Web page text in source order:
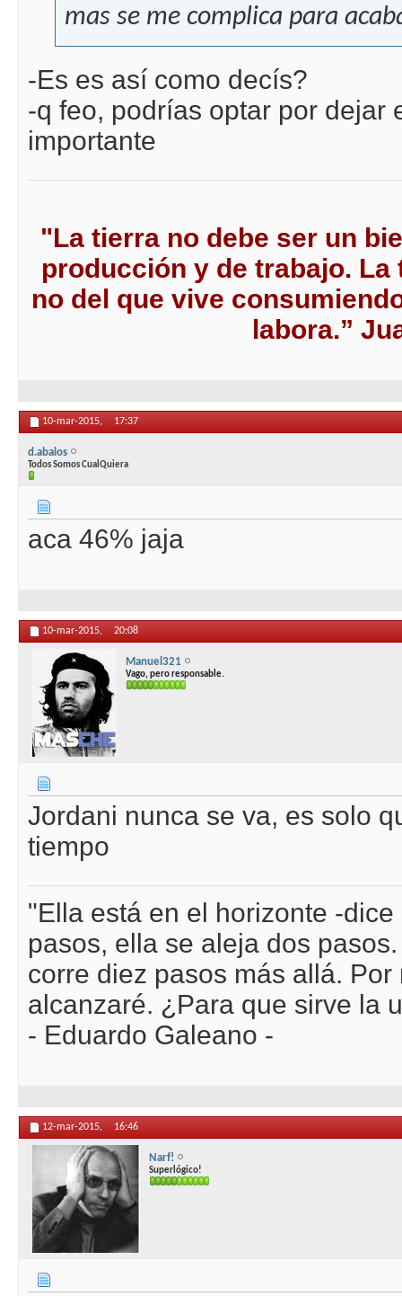
mas se me complica para
-Es es así como decís?
-q feo, podrías optar por dejar
importante
"La tierra no debe ser un
producción y de trabajo.
no del que vive
labora.”
10-mar-2015, 17:37
d.abalos
Todos Somos CualQuiera
aca 46% jaja
10-mar-2015, 20:08
Manuel321
Vago, pero responsable.
Jordani nunca se va, es solo
tiempo
"Ella está en el horizonte -
pasos, ella se aleja dos
corre diez pasos más allá.
alcanzaré. ¿Para que sirve la
- Eduardo Galeano -
12-mar-2015, 16:46
Narf!
Superlógico!